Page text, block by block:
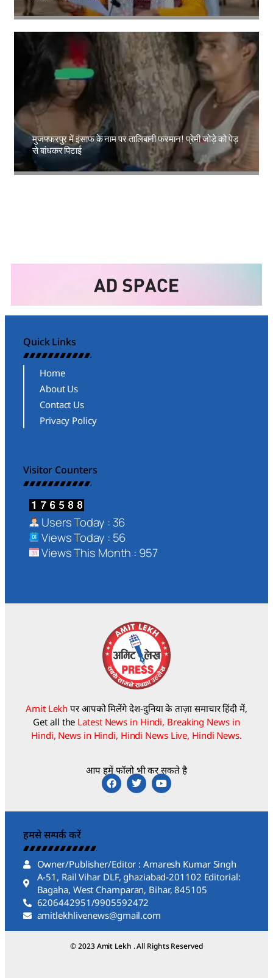
Amit Lekh
मुजफ्फरपुर में इंसाफ के नाम पर तालिबानी फरमान! प्रेमी जोड़े को पेड़
से बांधकर पिटाई
Amit Lekh
Quick Links
Home
About Us
Contact Us
Privacy Policy
Visitor Counters
Users Today : 36
Views Today : 56
Views This Month : 957
Amit Lekh पर आपको मिलेंगे देश-दुनिया के ताज़ा समाचार हिंदी में,
Get all the Latest News in Hindi, Breaking News in
Hindi, News in Hindi, Hindi News Live, Hindi News.
आप हमें फॉलो भी कर सकते है
हमसे सम्पर्क करें
Owner/Publisher/Editor : Amaresh Kumar Singh
A-51, Rail Vihar DLF, ghaziabad-201102 Editorial:
Bagaha, West Champaran, Bihar, 845105
6206442951/9905592472
amitlekhlivenews@gmail.com
© 2023 Amit Lekh . All Rights Reserved